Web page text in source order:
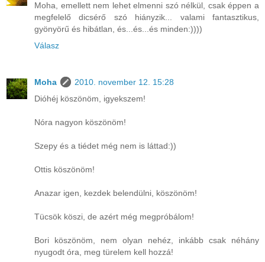
Moha, emellett nem lehet elmenni szó nélkül, csak éppen a
megfelelő dicsérő szó hiányzik... valami fantasztikus,
gyönyörű és hibátlan, és...és...és minden:))))
Válasz
Moha
2010. november 12. 15:28
Dióhéj köszönöm, igyekszem!
Nóra nagyon köszönöm!
Szepy és a tiédet még nem is láttad:))
Ottis köszönöm!
Anazar igen, kezdek belendülni, köszönöm!
Tücsök köszi, de azért még megpróbálom!
Bori köszönöm, nem olyan nehéz, inkább csak néhány
nyugodt óra, meg türelem kell hozzá!